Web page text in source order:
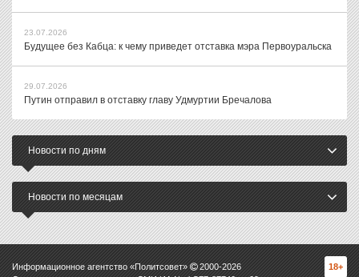
23.07.2026
Будущее без Кабца: к чему приведет отставка мэра Первоуральска
29.07.2026
Путин отправил в отставку главу Удмуртии Бречалова
Новости по дням
Новости по месяцам
Информационное агентство «Политсовет» 2000-2026
18+